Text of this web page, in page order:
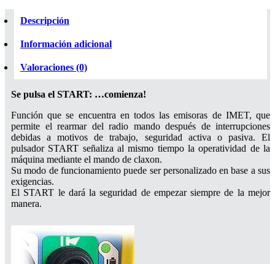
Descripción
Información adicional
Valoraciones (0)
Se pulsa el START: …comienza!
Función que se encuentra en todos las emisoras de IMET, que
permite el rearmar del radio mando después de interrupciones
debidas a motivos de trabajo, seguridad activa o pasiva. El
pulsador START señaliza al mismo tiempo la operatividad de la
máquina mediante el mando de claxon.
Su modo de funcionamiento puede ser personalizado en base a sus
exigencias.
El START le dará la seguridad de empezar siempre de la mejor
manera.